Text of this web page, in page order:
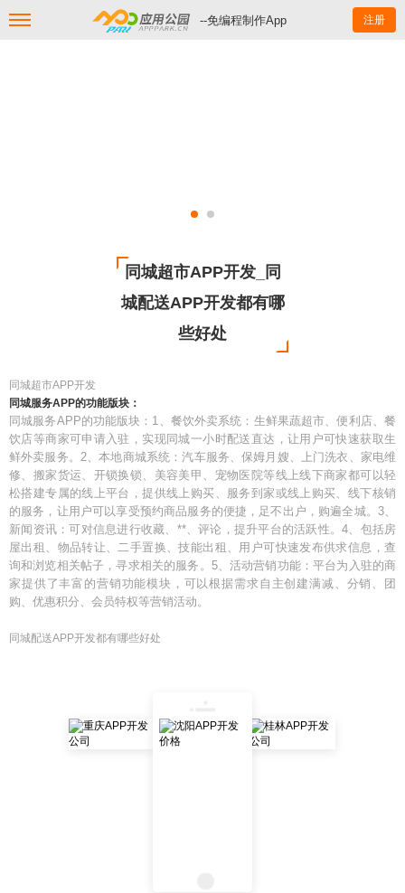
--免编程制作App 注册
同城超市APP开发_同
城配送APP开发都有哪
些好处
同城超市APP开发
同城服务APP的功能版块：
同城服务APP的功能版块：1、餐饮外卖系统：生鲜果蔬超市、便利店、餐
饮店等商家可申请入驻，实现同城一小时配送直达，让用户可快速获取生
鲜外卖服务。2、本地商城系统：汽车服务、保姆月嫂、上门洗衣、家电维
修、搬家货运、开锁换锁、美容美甲、宠物医院等线上线下商家都可以轻
松搭建专属的线上平台，提供线上购买、服务到家或线上购买、线下核销
的服务，让用户可以享受预约商品服务的便捷，足不出户，购遍全城。3、
新闻资讯：可对信息进行收藏、**、评论，提升平台的活跃性。4、包括房
屋出租、物品转让、二手置换、技能出租、用户可快速发布供求信息，查
询和浏览相关帖子，寻求相关的服务。5、活动营销功能：平台为入驻的商
家提供了丰富的营销功能模块，可以根据需求自主创建满减、分销、团
购、优惠积分、会员特权等营销活动。
同城配送APP开发都有哪些好处